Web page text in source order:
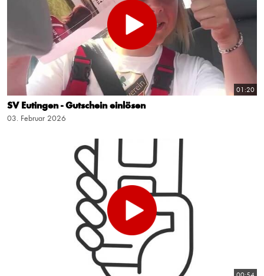
01:20
SV Eutingen - Gutschein einlösen
03. Februar 2026